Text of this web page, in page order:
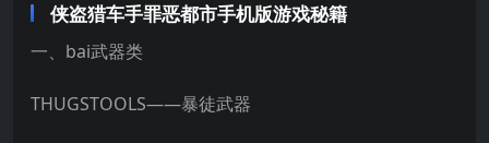
侠盗猎车手罪恶都市手机版游戏秘籍
一、bai武器类
THUGSTOOLS——暴徒武器